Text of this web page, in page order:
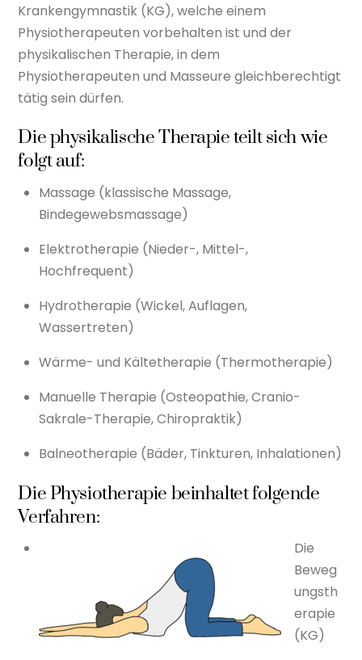
Krankengymnastik (KG), welche einem
Physiotherapeuten vorbehalten ist und der
physikalischen Therapie, in dem
Physiotherapeuten und Masseure gleichberechtigt
tätig sein dürfen.
Die physikalische Therapie teilt sich wie
folgt auf:
Massage (klassische Massage,
Bindegewebsmassage)
Elektrotherapie (Nieder-, Mittel-,
Hochfrequent)
Hydrotherapie (Wickel, Auflagen,
Wassertreten)
Wärme- und Kältetherapie (Thermotherapie)
Manuelle Therapie (Osteopathie, Cranio-
Sakrale-Therapie, Chiropraktik)
Balneotherapie (Bäder, Tinkturen, Inhalationen)
Die Physiotherapie beinhaltet folgende
Verfahren:
Die
Beweg
ungsth
erapie
(KG)